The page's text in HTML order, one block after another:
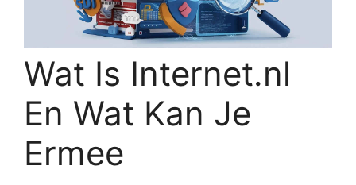
Wat Is Internet.nl
En Wat Kan Je
Ermee